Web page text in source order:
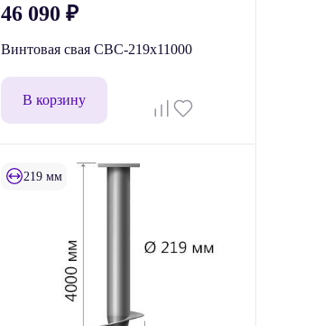
46 090 ₽
Винтовая свая СВС-219x11000
В корзину
219 мм